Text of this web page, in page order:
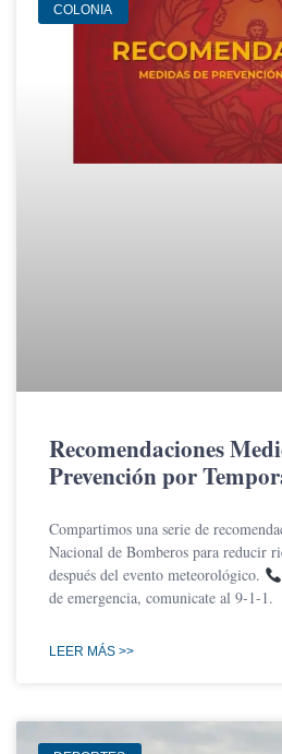
COLONIA
Recomendaciones
Prevención por
Compartimos una serie de
Nacional de Bomberos para reducir
después del evento meteorológico.
de emergencia, comunicate al 9-1-1.
LEER MÁS >>